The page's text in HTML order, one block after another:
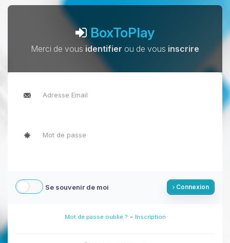
BoxToPlay
Merci de vous identifier ou de vous inscrire
Se souvenir de moi Connexion
Mot de passe oublié ? - Inscription